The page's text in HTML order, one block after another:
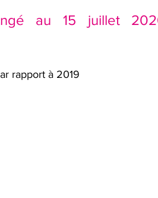
au 15 juillet
rapport à 2019